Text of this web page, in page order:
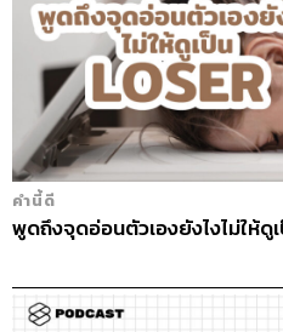
ABOUT
THE
ทีมงาน THE
คำนี้ดี
พูดถึงจุดอ่อนตัวเองยังไงไม่ให้ดู